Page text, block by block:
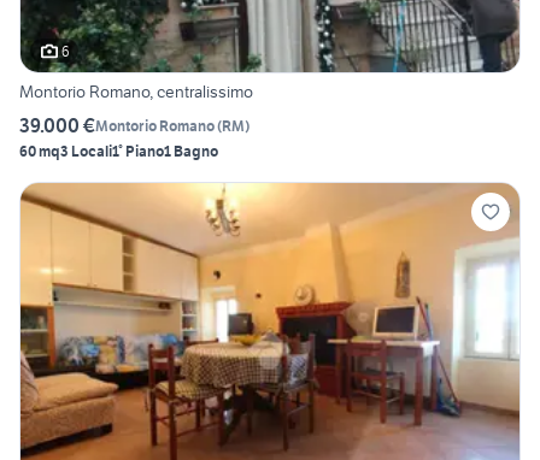
6
Montorio Romano, centralissimo
39.000 €Montorio Romano(RM)
60 mq3 Locali1° Piano1 Bagno